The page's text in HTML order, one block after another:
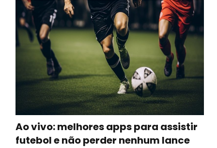
Ao vivo: melhores apps para assistir
futebol e não perder nenhum lance